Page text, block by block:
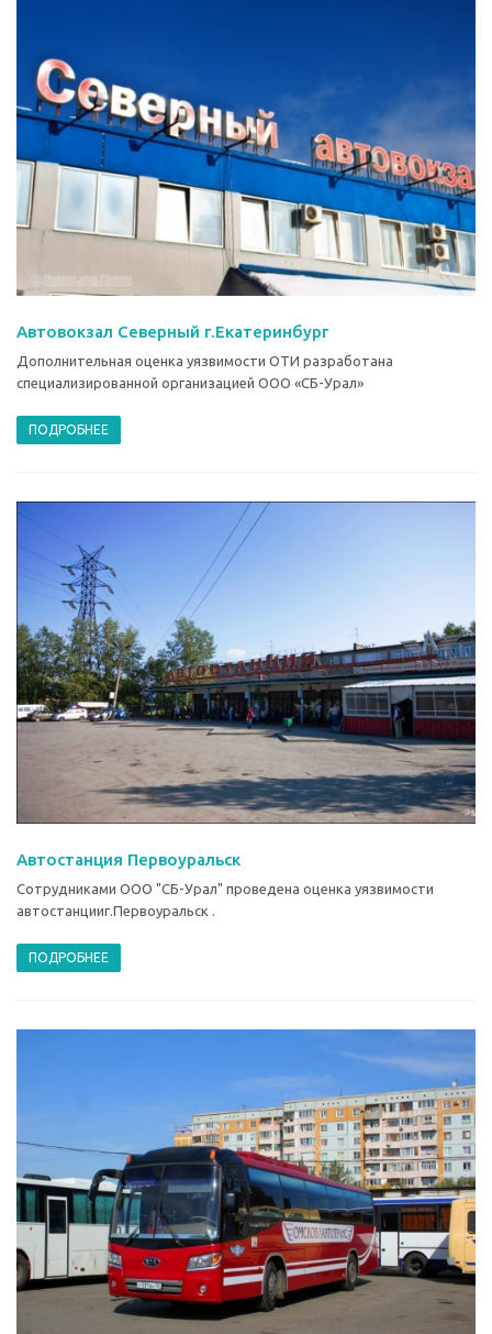
Автовокзал Северный г.Екатеринбург
Дополнительная оценка уязвимости ОТИ разработана
специализированной организацией ООО «СБ-Урал»
ПОДРОБНЕЕ
Автостанция Первоуральск
Сотрудниками ООО "СБ-Урал" проведена оценка уязвимости
автостанцииг.Первоуральск .
ПОДРОБНЕЕ